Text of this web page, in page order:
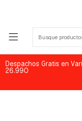
Despachos Gratis en
26.990